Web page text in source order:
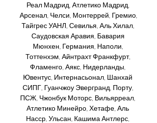
Реал Мадрид, Атлетико Мадрид,
Арсенал, Челси, Монтеррей, Гремио,
Тайгрес УАНЛ, Севилья, Аль Хилал,
Саудовская Аравия, Бавария
Мюнхен, Германия, Наполи,
Тоттенхэм, Айнтрахт Франкфурт,
Фламенго, Аякс, Нидерланды,
Ювентус, Интернасьонал, Шанхай
СИПГ, Гуанчжоу Эвергранд, Порту,
ПСЖ, Чжонбук Моторс, Вильярреал,
Атлетико Минейро, Хетафе, Аль
Насср, Ульсан, Кашима Антлерс,